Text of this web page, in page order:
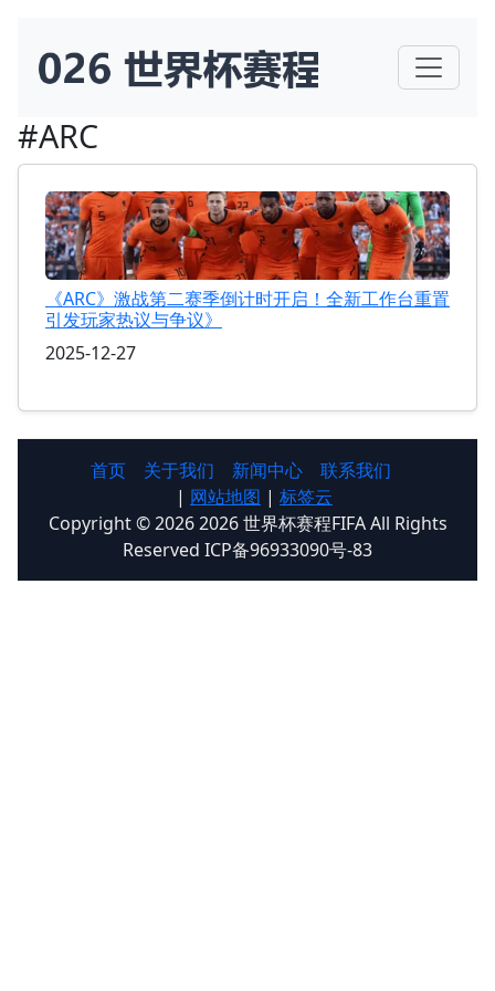
#ARC
《ARC》激战第二赛季倒计时开启！全新工作台重置
引发玩家热议与争议》
2025-12-27
首页 关于我们 新闻中心
联系我们
| 网站地图 | 标签云
Copyright © 2026 2026 世界杯赛程FIFA All Rights
Reserved ICP备96933090号-83